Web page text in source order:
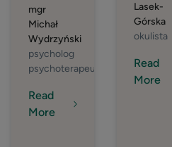
mgr
Michał
Wydrzyński
psycholog
psychoterapeuta
Read
More
Lasek-
Górska
okulista
Read
More